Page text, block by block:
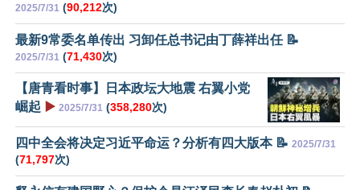
2025/7/31 (90,212次)
最新9常委名单传出 习卸任总书记由丁薛祥出任 📝
2025/7/31 (71,430次)
【唐青看时事】日本政坛大地震 右翼小党
崛起 ▶️ 2025/7/31 (358,280次)
四中全会将决定习近平命运？分析有四大版本 📝 2025/7/31
(71,797次)